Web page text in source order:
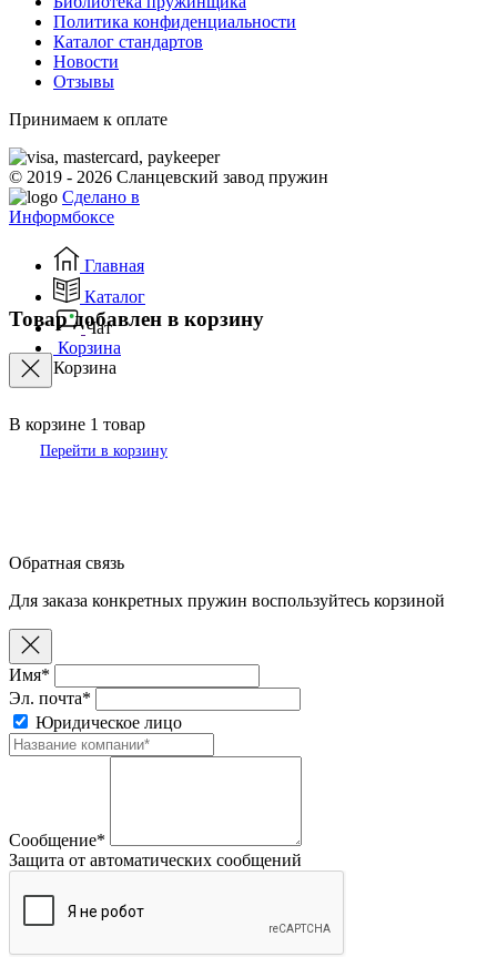
Политика конфиденциальности
Каталог стандартов
Новости
Отзывы
Принимаем к оплате
© 2019 - 2026 Сланцевский завод пружин
Сделано в
Информбоксе
Главная
Каталог
Чат
Корзина
Корзина
Товар добавлен в корзину
В корзине 1 товар
Перейти в корзину
Обратная связь
Для заказа конкретных пружин воспользуйтесь корзиной
Имя*
Эл. почта*
Юридическое лицо
Сообщение*
Защита от автоматических сообщений